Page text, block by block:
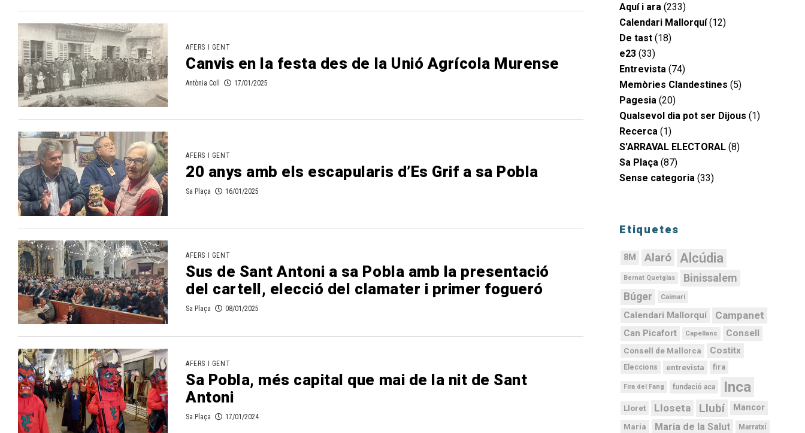
AFERS I GENT
Canvis en la festa des de la Unió Agrícola Murense
Antònia Coll 17/01/2025
AFERS I GENT
20 anys amb els escapularis d’Es Grif a sa Pobla
Sa Plaça 16/01/2025
AFERS I GENT
Sus de Sant Antoni a sa Pobla amb la presentació
del cartell, elecció del clamater i primer fogueró
Sa Plaça 08/01/2025
AFERS I GENT
Sa Pobla, més capital que mai de la nit de Sant
Antoni
Sa Plaça 17/01/2024
Aquí i ara (233)
Calendari Mallorquí(12)
De tast (18)
e23 (33)
Entrevista (74)
Memòries Clandestines (5)
Pagesia (20)
Qualsevol dia pot ser Dijous (1)
Recerca (1)
S'ARRAVAL ELECTORAL (8)
Sa Plaça (87)
Sense categoria (33)
Etiquetes
8M Alaró Alcúdia
Bernat Quetglas Binissalem
Búger Caimari
Calendari Mallorquí Campanet
Can Picafort Capellans Consell
Consell de Mallorca Costitx
Eleccions entrevista fira
Fira del Fang fundació aca Inca
Lloret Lloseta Llubí Mancor
Maria Maria de la Salut
Marratxí